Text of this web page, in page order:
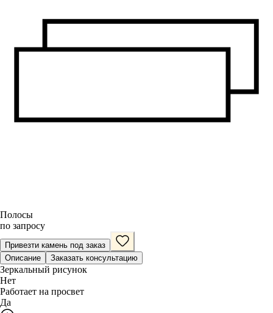
Полосы
по запросу
Привезти камень под заказ
Описание
Заказать консультацию
Зеркальный рисунок
Нет
Работает на просвет
Да